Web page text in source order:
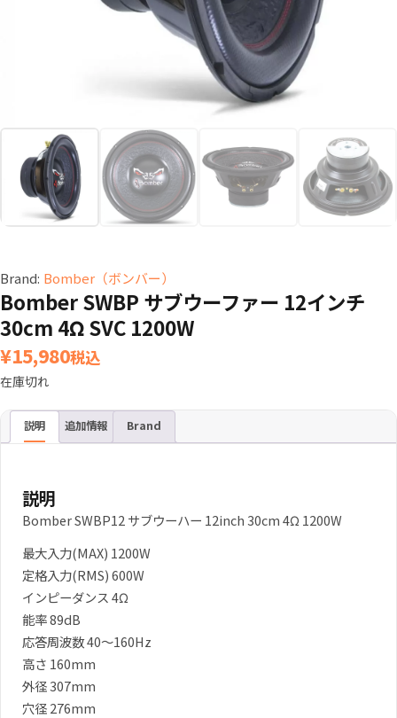
Brand: Bomber（ボンバー）
Bomber SWBP サブウーファー 12インチ
30cm 4Ω SVC 1200W
¥15,980税込
在庫切れ
説明 追加情報 Brand
説明
Bomber SWBP12 サブウーハー 12inch 30cm 4Ω 1200W
最大入力(MAX) 1200W
定格入力(RMS) 600W
インピーダンス 4Ω
能率 89dB
応答周波数 40～160Hz
高さ 160mm
外径 307mm
穴径 276mm